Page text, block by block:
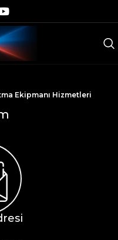
Ekipmanı Hizmetleri